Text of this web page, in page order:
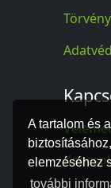
A tartalom és
elemzéséhez
további